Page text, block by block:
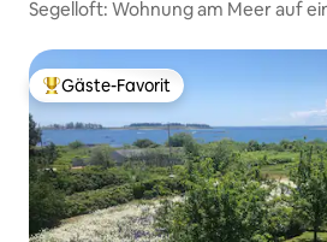
Segelloft: Wohnung am Meer auf
Beliebter Gäste-Favorit.
Gäste-Favorit